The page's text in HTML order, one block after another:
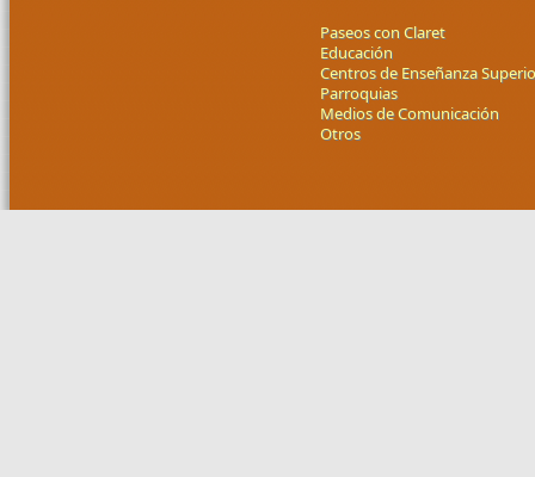
Paseos con Claret
Educación
Centros de Enseñanza
Parroquias
Medios de Comunicación
Otros